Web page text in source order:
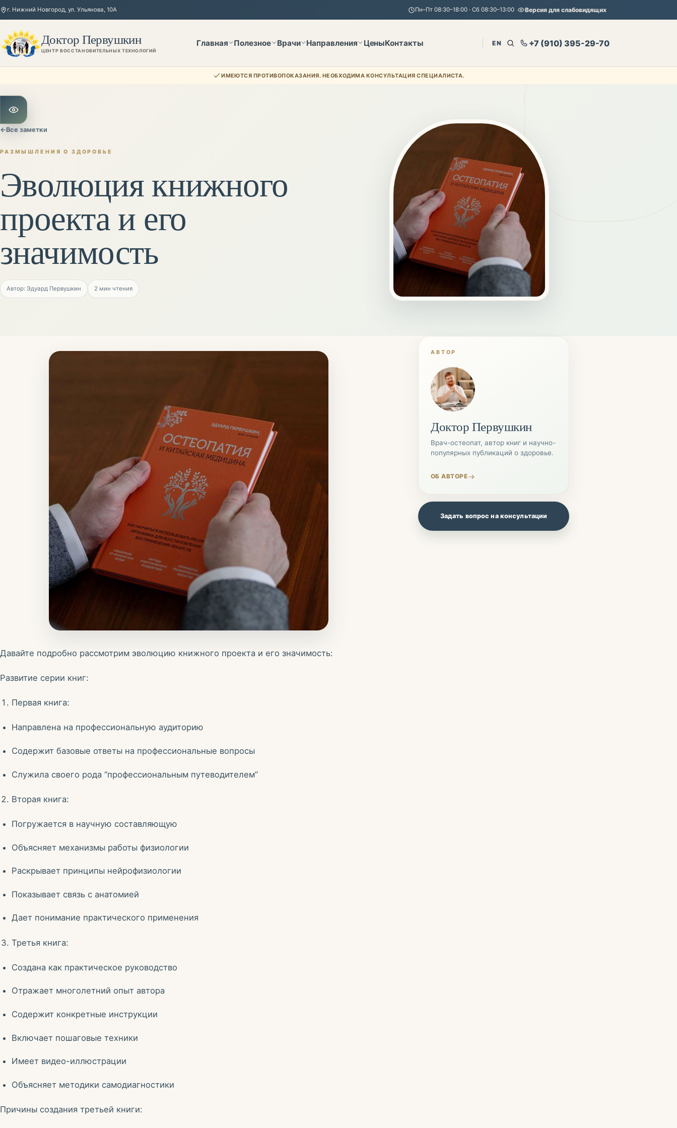
г. Нижний Новгород, ул. Ульянова, 10А Пн–Пт 08:30–18:00 · Сб 08:30–13:00 Версия для слабовидящих
Доктор Первушкин
ЦЕНТР ВОССТАНОВИТЕЛЬНЫХ ТЕХНОЛОГИЙ
Главная Полезное Врачи Направления ЦеныКонтакты EN +7 (910) 395-29-70
Открыть настройки для слабовидящих
ИМЕЮТСЯ ПРОТИВОПОКАЗАНИЯ. НЕОБХОДИМА КОНСУЛЬТАЦИЯ СПЕЦИАЛИСТА.
←Все заметки
РАЗМЫШЛЕНИЯ О ЗДОРОВЬЕ
Эволюция книжного
проекта и его
значимость
Автор: Эдуард Первушкин 2 мин чтения
Давайте подробно рассмотрим эволюцию книжного проекта и его значимость:
Развитие серии книг:
Первая книга:
Направлена на профессиональную аудиторию
Содержит базовые ответы на профессиональные вопросы
Служила своего рода “профессиональным путеводителем”
Вторая книга:
Погружается в научную составляющую
Объясняет механизмы работы физиологии
Раскрывает принципы нейрофизиологии
Показывает связь с анатомией
Дает понимание практического применения
Третья книга:
Создана как практическое руководство
Отражает многолетний опыт автора
Содержит конкретные инструкции
Включает пошаговые техники
Имеет видео-иллюстрации
Объясняет методики самодиагностики
Причины создания третьей книги:
АВТОР
Доктор Первушкин
Врач-остеопат, автор книг и научно-
популярных публикаций о здоровье.
ОБ АВТОРЕ
Задать вопрос на консультации